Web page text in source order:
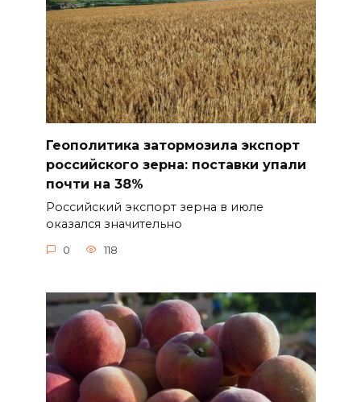
Геополитика затормозила экспорт
российского зерна: поставки упали
почти на 38%
Российский экспорт зерна в июле
оказался значительно
0 118